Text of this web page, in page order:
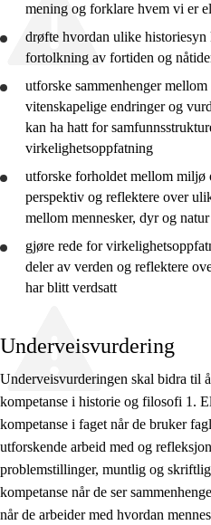
mening og forklare hvem vi er
drøfte hvordan ulike historiesyn
fortolkning av fortiden og
utforske sammenhenger
vitenskapelige endringer og
kan ha hatt for
virkelighetsoppfatning
utforske forholdet mellom miljø
perspektiv og reflektere over
mellom mennesker, dyr og natur
gjøre rede for
deler av verden og reflektere
har blitt verdsatt
Underveisvurdering
Underveisvurderingen skal bidra til
kompetanse i historie og filosofi 1.
kompetanse i faget når de bruker
utforskende arbeid med og
problemstillinger, muntlig og
kompetanse når de ser
når de arbeider med hvordan